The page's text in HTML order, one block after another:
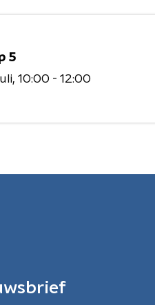
5
10:00 - 12:00